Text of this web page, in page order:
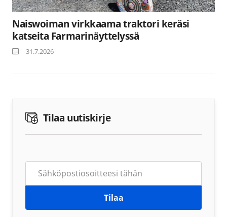
Naiswoiman virkkaama traktori keräsi
katseita Farmarinäyttelyssä
31.7.2026
Tilaa uutiskirje
Tilaa